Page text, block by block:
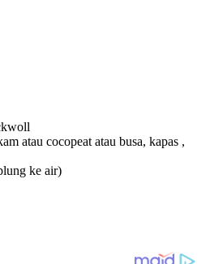
atau cocopeat atau busa, kapas ,
ke air)